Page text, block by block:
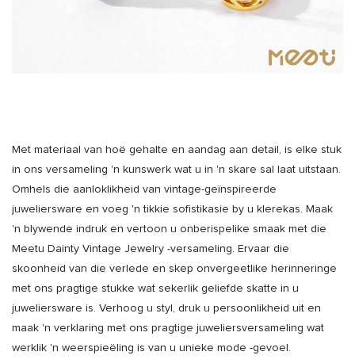
Met materiaal van hoë gehalte en aandag aan detail, is elke stuk
in ons versameling 'n kunswerk wat u in 'n skare sal laat uitstaan.
Omhels die aanloklikheid van vintage-geïnspireerde
juweliersware en voeg 'n tikkie sofistikasie by u klerekas. Maak
'n blywende indruk en vertoon u onberispelike smaak met die
Meetu Dainty Vintage Jewelry -versameling. Ervaar die
skoonheid van die verlede en skep onvergeetlike herinneringe
met ons pragtige stukke wat sekerlik geliefde skatte in u
juweliersware is. Verhoog u styl, druk u persoonlikheid uit en
maak 'n verklaring met ons pragtige juweliersversameling wat
werklik 'n weerspieëling is van u unieke mode -gevoel.